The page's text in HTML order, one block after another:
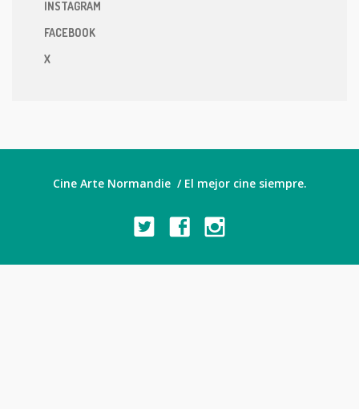
INSTAGRAM
FACEBOOK
X
Cine Arte Normandie / El mejor cine siempre.